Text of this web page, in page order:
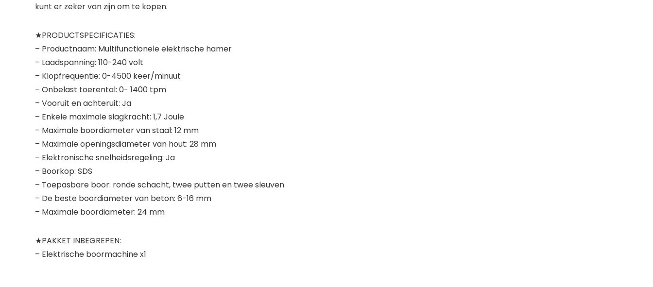
kunt er zeker van zijn om te kopen.
★PRODUCTSPECIFICATIES:
– Productnaam: Multifunctionele elektrische hamer
– Laadspanning: 110-240 volt
– Klopfrequentie: 0-4500 keer/minuut
– Onbelast toerental: 0- 1400 tpm
– Vooruit en achteruit: Ja
– Enkele maximale slagkracht: 1,7 Joule
– Maximale boordiameter van staal: 12 mm
– Maximale openingsdiameter van hout: 28 mm
– Elektronische snelheidsregeling: Ja
– Boorkop: SDS
– Toepasbare boor: ronde schacht, twee putten en twee sleuven
– De beste boordiameter van beton: 6-16 mm
– Maximale boordiameter: 24 mm
★PAKKET INBEGREPEN:
– Elektrische boormachine x1